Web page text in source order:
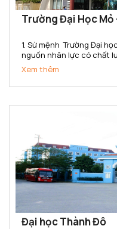
Trường Đại Học
1. Sứ mệnh Trường Đại
nguồn nhân lực có chất
chuyển giao công nghệ
quốc tế trong các lĩnh vực
Xem thêm
Đại học Thành Đô